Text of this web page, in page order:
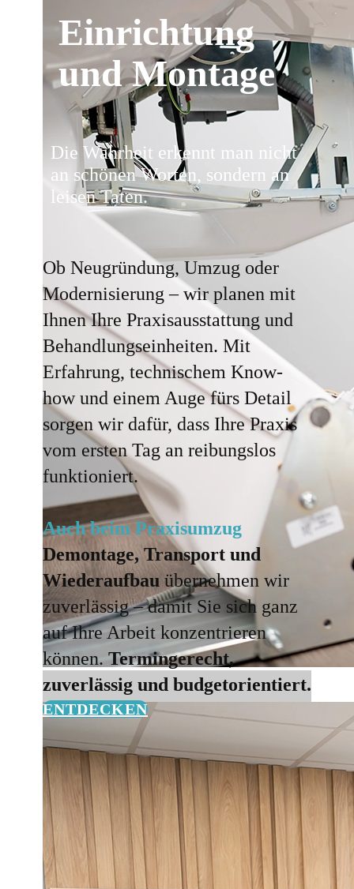
Einrichtung
und Montage
Die Wahrheit erkennt man nicht
an schönen Worten, sondern an
leisen Taten.
Ob Neugründung, Umzug oder
Modernisierung – wir planen mit
Ihnen Ihre Praxisausstattung und
Behandlungseinheiten. Mit
Erfahrung, technischem Know-
how und einem Auge fürs Detail
sorgen wir dafür, dass Ihre Praxis
vom ersten Tag an reibungslos
funktioniert.
Auch beim Praxisumzug
Demontage, Transport und
Wiederaufbau übernehmen wir
zuverlässig – damit Sie sich ganz
auf Ihre Arbeit konzentrieren
können. Termingerecht,
zuverlässig und budgetorientiert.
ENTDECKEN